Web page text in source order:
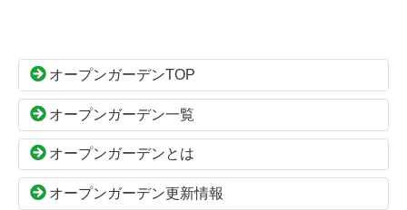
ン
本
文
先
の
頭
へ
る
オープンガーデンTOP
オープンガーデン一覧
オープンガーデンとは
オープンガーデン更新情報